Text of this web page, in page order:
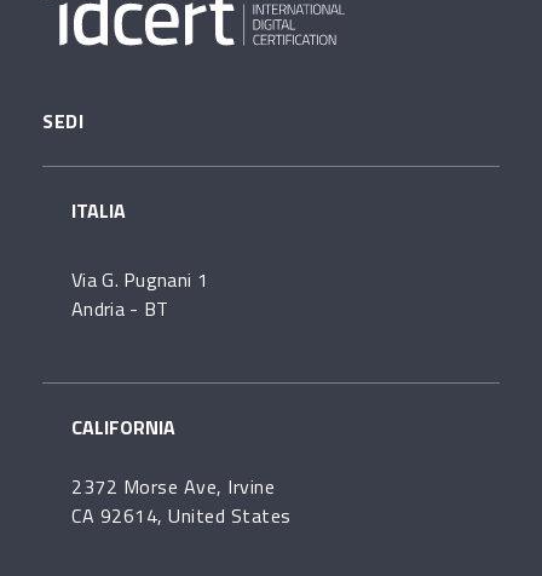
SEDI
ITALIA
Via G. Pugnani 1
Andria - BT
CALIFORNIA
2372 Morse Ave, Irvine
CA 92614, United States